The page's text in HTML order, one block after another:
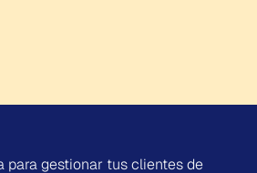
para gestionar tus clientes de